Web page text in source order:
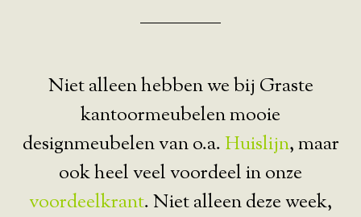
Niet alleen hebben we bij Graste
kantoormeubelen mooie
designmeubelen van o.a.Huislijn, maar
ook heel veel voordeel in onze
voordeelkrant. Niet alleen deze week,